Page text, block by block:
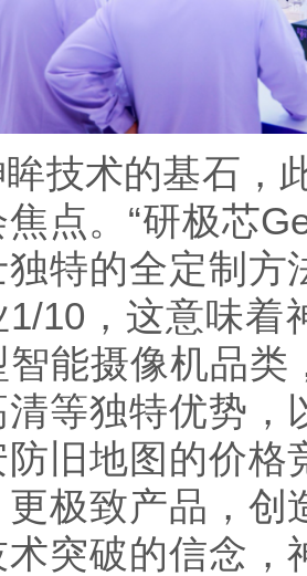
技术的基石，
点。“研极芯
特的全定制方
10，这意味着
能摄像机品
等独特优势
旧地图的价
极致产品，
突破的信念